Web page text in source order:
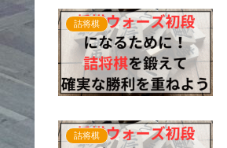
詰将棋
詰将棋